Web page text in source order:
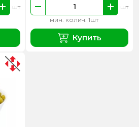
шт
мин. колич. 1шт
шт
Купить